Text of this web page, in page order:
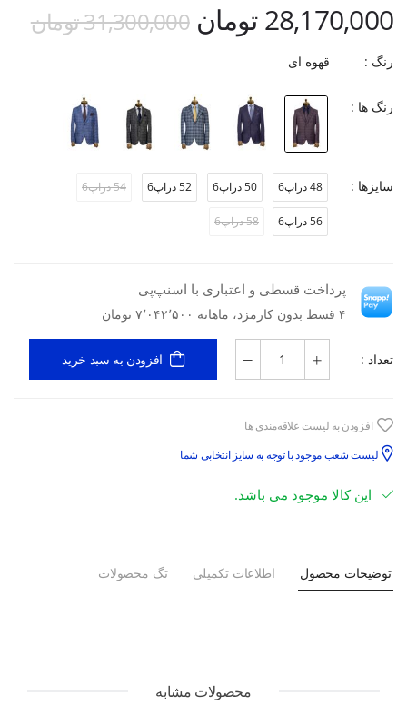
28,170,000 تومان 31,300,000 تومان
رنگ : قهوه ای
رنگ ها :
سایزها : 48 دراپ6 50 دراپ6 52 دراپ6 54 دراپ6
56 دراپ6 58 دراپ6
پرداخت قسطی و اعتباری با اسنپ‌پی
۴ قسط بدون کارمزد، ماهانه ۷٬۰۴۲٬۵۰۰ تومان
تعداد : افزودن به سبد خرید
افزودن به لیست علاقه‌مندی ها
لیست شعب موجود با توجه به سایز انتخابی شما
این کالا موجود می باشد.
توضیحات محصول اطلاعات تکمیلی تگ محصولات
محصولات مشابه